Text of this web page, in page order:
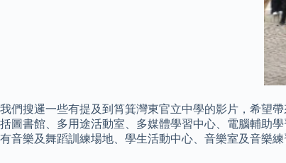
我們搜邏一些有提及到筲箕灣東官立中學的影片，希望
括圖書館、多用途活動室、多媒體學習中心、電腦輔助
有音樂及舞蹈訓練場地、學生活動中心、音樂室及音樂練